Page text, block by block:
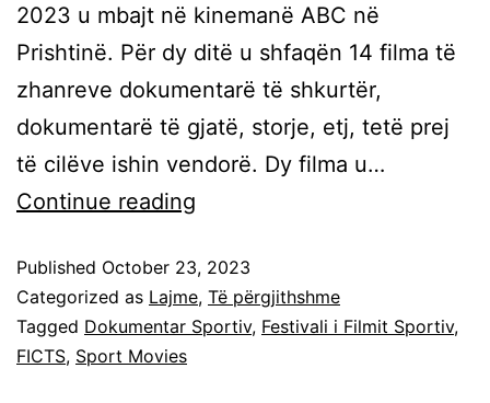
2023 u mbajt në kinemanë ABC në
Prishtinë. Për dy ditë u shfaqën 14 filma të
zhanreve dokumentarë të shkurtër,
dokumentarë të gjatë, storje, etj, tetë prej
të cilëve ishin vendorë. Dy filma u…
Continue reading
Published October 23, 2023
Categorized as Lajme, Të përgjithshme
Tagged Dokumentar Sportiv, Festivali i Filmit Sportiv,
FICTS, Sport Movies